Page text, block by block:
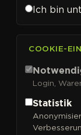
Sortieren
Ich bin
COOKIE-
Login,
Statistik